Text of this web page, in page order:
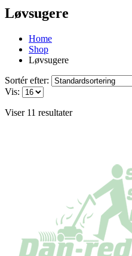
Løvsugere
Home
Shop
Løvsugere
Sortér efter:
Vis:
Viser 11 resultater